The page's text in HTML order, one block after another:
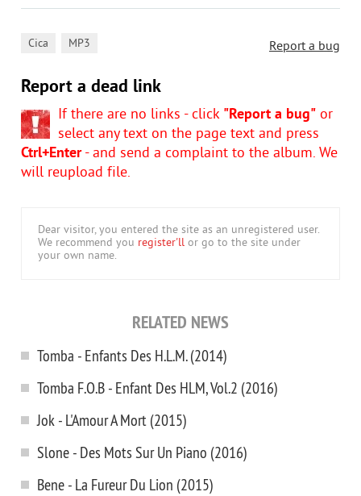
Report a bug
Cica MP3
Report a dead link
If there are no links - click "Report a bug" or
select any text on the page text and press
Ctrl+Enter- and send a complaint to the album. We
will reupload file.
Dear visitor, you entered the site as an unregistered user.
We recommend you register'll or go to the site under
your own name.
RELATED NEWS
Tomba - Enfants Des H.L.M. (2014)
Tomba F.O.B - Enfant Des HLM, Vol.2 (2016)
Jok - L'Amour A Mort (2015)
Slone - Des Mots Sur Un Piano (2016)
Bene - La Fureur Du Lion (2015)